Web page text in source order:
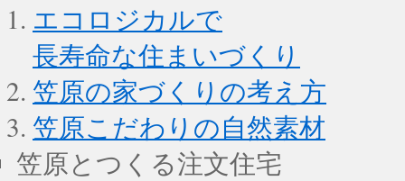
エコロジカルで
長寿命な住まいづくり
笠原の家づくりの考え方
笠原こだわりの自然素材
笠原とつくる注文住宅